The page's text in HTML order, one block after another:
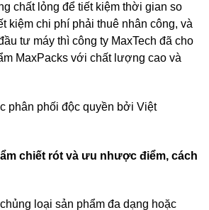
chất lỏng để tiết kiệm thời gian so
kiệm chi phí phải thuê nhân công, và
tư máy thì công ty MaxTech đã cho
MaxPacks với chất lượng cao và
phân phối độc quyền bởi Việt
chiết rót và ưu nhược điểm, cách
loại sản phẩm đa dạng hoặc